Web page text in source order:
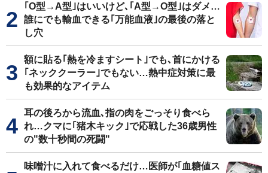
｢O型→A型｣はいいけど､｢A型→O型｣はダメ…
誰にでも輸血できる｢万能血液｣の最後の落と
し穴
額に貼る｢熱を冷ますシート｣でも､首にかける
｢ネッククーラー｣でもない…熱中症対策に最
も効果的なアイテム
耳の後ろから流血､指の肉をごっそり食べら
れ…クマに｢猪木キック｣で応戦した36歳男性
の"数十秒間の死闘"
味噌汁に入れて食べるだけ…医師が｢血糖値ス